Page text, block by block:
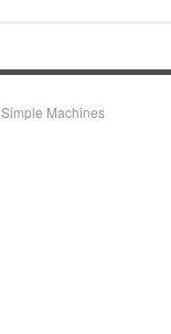
Simple Machines